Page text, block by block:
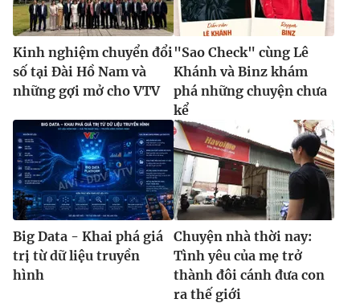
Kinh nghiệm chuyển đổi
số tại Đài Hồ Nam và
những gợi mở cho VTV
"Sao Check" cùng Lê
Khánh và Binz khám
phá những chuyện chưa
kể
Big Data - Khai phá giá
trị từ dữ liệu truyền
hình
Chuyện nhà thời nay:
Tình yêu của mẹ trở
thành đôi cánh đưa con
ra thế giới